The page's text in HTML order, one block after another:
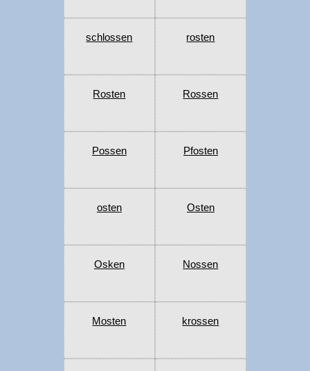
schlossen rosten
Rosten Rossen
Possen Pfosten
osten Osten
Osken Nossen
Mosten krossen